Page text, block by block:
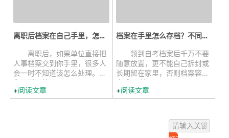
离职后档案在自己手里，怎样才能存...
离职后，如果单位直接把
人事档案交到你手里，很多人
会一时不知道该怎么处理。首
先要说明的是，...
阅读文章
档案在手里怎么存档？不同情况的存...
领到自考档案后千万不要
随意放置，更不能自己拆封或
长期留在家里，否则档案容易
变成“死档”，...
阅读文章